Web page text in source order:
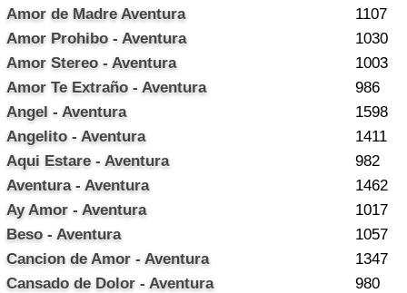
Amor de Madre Aventura
1107
Amor Prohibo - Aventura
1030
Amor Stereo - Aventura
1003
Amor Te Extraño - Aventura
986
Angel - Aventura
1598
Angelito - Aventura
1411
Aqui Estare - Aventura
982
Aventura - Aventura
1462
Ay Amor - Aventura
1017
Beso - Aventura
1057
Cancion de Amor - Aventura
1347
Cansado de Dolor - Aventura
980